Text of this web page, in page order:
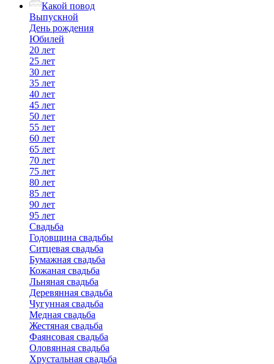
Какой повод
Выпускной
День рождения
Юбилей
20 лет
25 лет
30 лет
35 лет
40 лет
45 лет
50 лет
55 лет
60 лет
65 лет
70 лет
75 лет
80 лет
85 лет
90 лет
95 лет
Свадьба
Годовщина свадьбы
Ситцевая свадьба
Бумажная свадьба
Кожаная свадьба
Льняная свадьба
Деревянная свадьба
Чугунная свадьба
Медная свадьба
Жестяная свадьба
Фаянсовая свадьба
Оловянная свадьба
Хрустальная свадьба